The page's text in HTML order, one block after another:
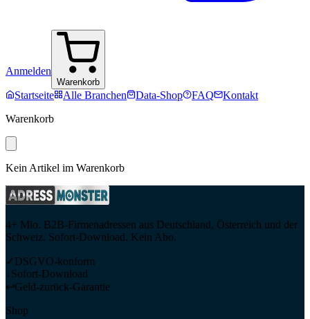
Anmelden
Warenkorb
Startseite Alle Branchen Data-Shop FAQ
Kontakt
Warenkorb
Kein Artikel im Warenkorb
4+ Mio. B2B-Firmenadressen aus Deutschland, Österreich und der
Schweiz. Sofort-Download. Kein Abo.
✓ DSGVO-konform
↓Sofort-Download
↩Geld-zurück-Garantie
Shop